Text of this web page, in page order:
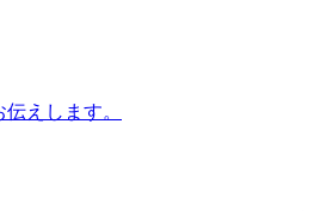
えします。